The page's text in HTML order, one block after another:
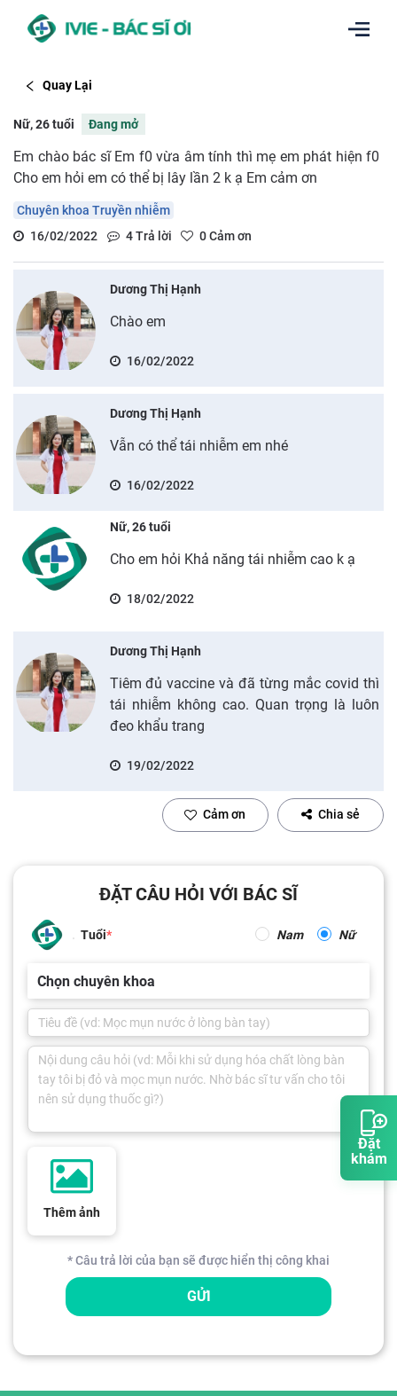
Đặt
khám
Quay Lại
Nữ, 26 tuổi Đang mở
Em chào bác sĩ Em f0 vừa âm tính thì mẹ em phát hiện f0
Cho em hỏi em có thể bị lây lần 2 k ạ Em cảm ơn
Chuyên khoa Truyền nhiễm
16/02/2022
4Trả lời 0Cảm ơn
Dương Thị Hạnh
Chào em
16/02/2022
Dương Thị Hạnh
Vẫn có thể tái nhiễm em nhé
16/02/2022
Nữ, 26 tuổi
Cho em hỏi Khả năng tái nhiễm cao k ạ
18/02/2022
Dương Thị Hạnh
Tiêm đủ vaccine và đã từng mắc covid thì
tái nhiễm không cao. Quan trọng là luôn
đeo khẩu trang
19/02/2022
Cảm ơn Chia sẻ
ĐẶT CÂU HỎI VỚI BÁC SĨ
Tuổi Nam Nữ
Chọn chuyên khoa
Thêm ảnh
* Câu trả lời của bạn sẽ được hiển thị công khai
GỬI